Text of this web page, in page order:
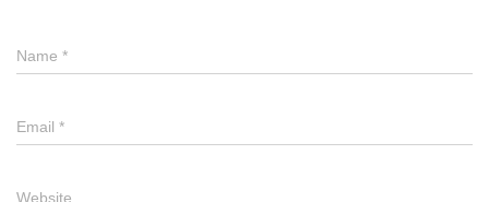
Name *
Email *
Website